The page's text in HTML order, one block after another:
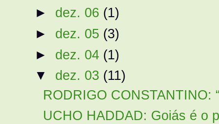
► dez. 06 (1)
► dez. 05 (3)
► dez. 04 (1)
▼ dez. 03 (11)
RODRIGO CONSTANTINO:
UCHO HADDAD: Goiás é o